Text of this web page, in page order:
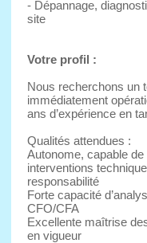
- Dépannage,
site
Votre profil :
Nous recherchons un
immédiatement
ans d’expérience en
Qualités attendues :
Autonome, capable
interventions
responsabilité
Forte capacité
CFO/CFA
Excellente maîtrise
en vigueur